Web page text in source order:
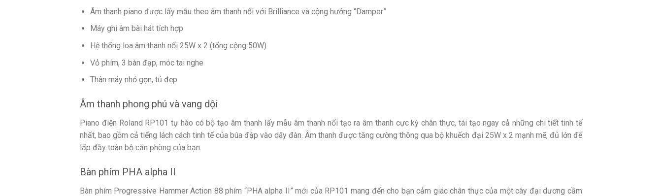
Âm thanh piano được lấy mẫu theo âm thanh nổi với Brilliance và cộng hưởng “Damper”
Máy ghi âm bài hát tích hợp
Hệ thống loa âm thanh nổi 25W x 2 (tổng cộng 50W)
Vỏ phím, 3 bàn đạp, móc tai nghe
Thân máy nhỏ gọn, tủ đẹp
Âm thanh phong phú và vang dội
Piano điện Roland RP101 tự hào có bộ tạo âm thanh lấy mẫu âm thanh nổi tạo ra âm thanh cực kỳ chân thực, tái tạo ngay cả những chi tiết tinh tế
nhất, bao gồm cả tiếng lách cách tinh tế của búa đập vào dây đàn. Âm thanh được tăng cường thông qua bộ khuếch đại 25W x 2 mạnh mẽ, đủ lớn để
lấp đầy toàn bộ căn phòng của bạn.
Bàn phím PHA alpha II
Bàn phím Progressive Hammer Action 88 phím “PHA alpha II” mới của RP101 mang đến cho bạn cảm giác chân thực của một cây đại dương cầm